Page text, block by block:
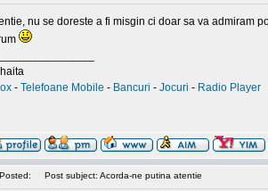
nu se doreste a fi misgin ci doar sa va admiram
- Telefoane Mobile - Bancuri - Jocuri - Radio Player
Posted: Post subject: Acorda-ne putina atentie